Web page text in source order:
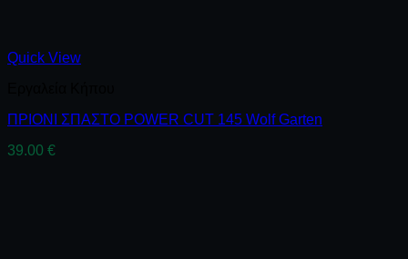
Quick View
ΠΡΙΟΝΙ ΣΠΑΣΤΟ POWER CUT 145 Wolf Garten
39.00 €